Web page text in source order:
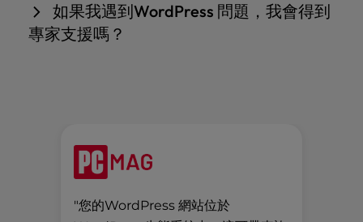
屬WordPress計劃，擁有更強大的功能、獨立的資源
和先進的管理工具 - 無需遷移或停機時間。它非常適
如果我遇到WordPress 問題，我會得到
專家支援嗎？
與知識豐富的團隊成員交談。
"您的WordPress 網站位於